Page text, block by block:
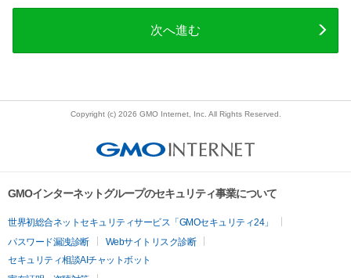
次へ進む
Copyright (c) 2026 GMO Internet, Inc. All Rights Reserved.
GMOインターネットグループのセキュリティ事業について
世界初総合ネットセキュリティサービス「GMOセキュリティ24」
パスワード漏洩診断
Webサイトリスク診断
セキュリティ相談AIチャットボット